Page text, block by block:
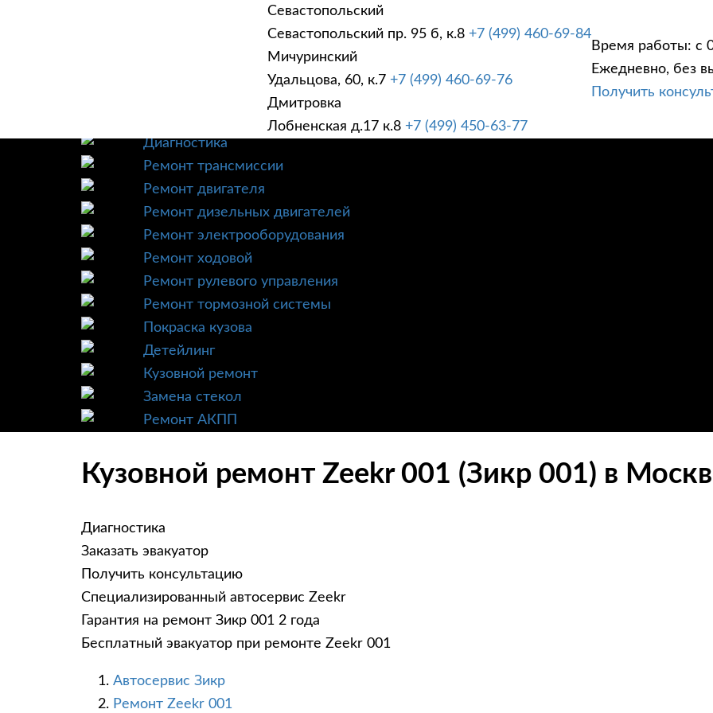
Севастопольский
Севастопольский пр. 95 б, к.8 +7 (499) 460-69-84
Мичуринский
Удальцова, 60, к.7 +7 (499) 460-69-76
Дмитровка
Лобненская д.17 к.8 +7 (499) 450-63-77
Время работы: с
Ежедневно, без
Получить
УСЛУГИ
Техническое обслуживание
Диагностика
Ремонт трансмиссии
Ремонт двигателя
Ремонт дизельных двигателей
Ремонт электрооборудования
Ремонт ходовой
Ремонт рулевого управления
Ремонт тормозной системы
Покраска кузова
Детейлинг
Кузовной ремонт
Замена стекол
Ремонт АКПП
Кузовной ремонт Zeekr 001 (Зикр 001) в
Диагностика
Заказать эвакуатор
Получить консультацию
Специализированный автосервис Zeekr
Гарантия на ремонт Зикр 001 2 года
Бесплатный эвакуатор при ремонте Zeekr 001
Автосервис Зикр
Ремонт Zeekr 001